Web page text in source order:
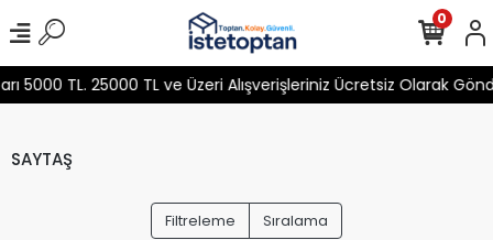
5000 TL. 25000 TL ve Üzeri Alışverişleriniz Ücretsiz Olarak
0
SAYTAŞ
Filtreleme Sıralama